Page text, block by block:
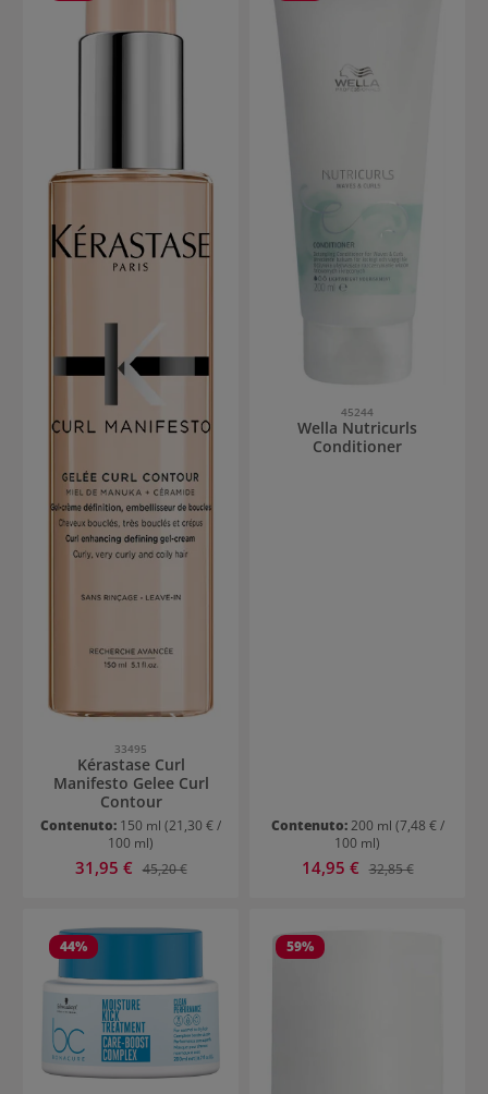
33495
Kérastase Curl
Manifesto Gelee Curl
Contour
Contenuto: 150 ml (21,30 € /
100 ml)
Prezzo di vendita:
31,95 € Prezzo normale:
45,20 €
45244
Wella Nutricurls
Conditioner
Contenuto:200 ml (7,48 € /
100 ml)
Prezzo di vendita:
14,95 € Prezzo normale:
32,85 €
44% 59%